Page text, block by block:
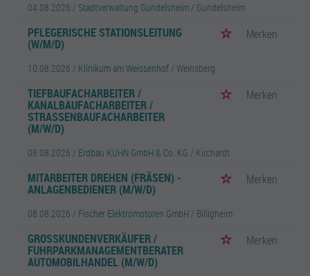
04.08.2026 / Stadtverwaltung Gundelsheim / Gundelsheim
PFLEGERISCHE STATIONSLEITUNG
(W/M/D)
Merken
10.08.2026 / Klinikum am Weissenhof / Weinsberg
TIEFBAUFACHARBEITER /
KANALBAUFACHARBEITER /
STRASSENBAUFACHARBEITER (
M/W/D)
Merken
08.08.2026 / Erdbau KUHN GmbH & Co. KG / Kirchardt
MITARBEITER DREHEN (FRÄSEN) -
ANLAGENBEDIENER (M/W/D)
Merken
08.08.2026 / Fischer Elektromotoren GmbH / Billigheim
GROSSKUNDENVERKÄUFER / F
UHRPARKMANAGEMENTBERATER A
UTOMOBILHANDEL (M/W/D)
Merken